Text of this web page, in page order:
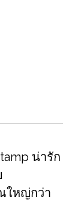
น่ารัก
ใหญ่กว่า